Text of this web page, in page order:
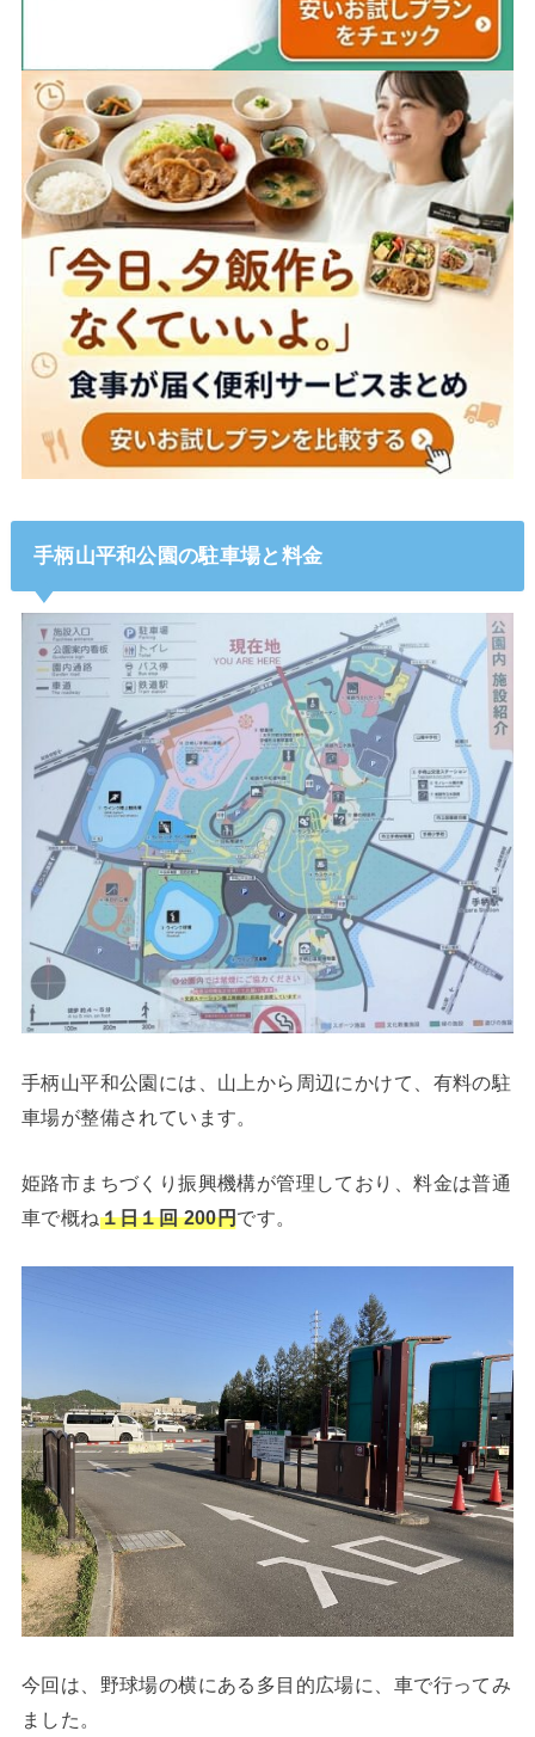
手柄山平和公園の駐車場と料金
手柄山平和公園には、山上から周辺にかけて、有料の駐
車場が整備されています。
姫路市まちづくり振興機構が管理しており、料金は普通
車で概ね１日１回 200円です。
今回は、野球場の横にある多目的広場に、車で行ってみ
ました。